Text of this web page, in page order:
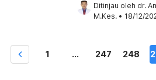
Ditinjau oleh dr.
M.Kes. • 18/12/
1 ... 247 248